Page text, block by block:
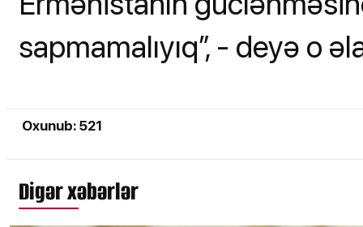
sapmamalıyıq”, - deyə o
Oxunub: 521
Digər xəbərlər